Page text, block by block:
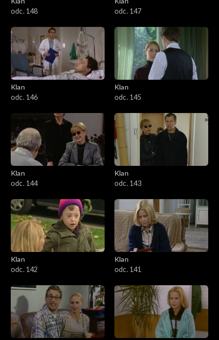
odc. 148
odc. 147
Klan
odc. 146
Klan
odc. 145
Klan
odc. 144
Klan
odc. 143
Klan
odc. 142
Klan
odc. 141